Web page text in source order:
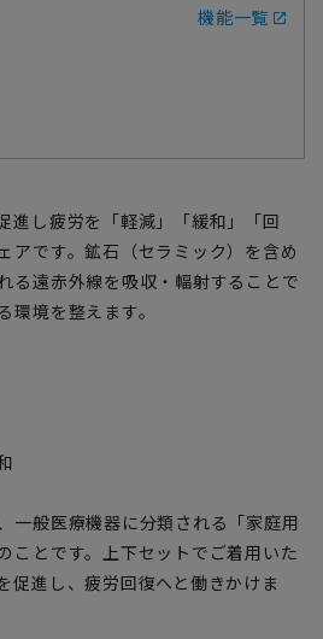
機能一覧
進し疲労を「軽減」「緩和」「回
アです。鉱石（セラミック）を含め
る遠赤外線を吸収・輻射することで
環境を整えます。
一般医療機器に分類される「家庭用
ことです。上下セットでご着用いた
促進し、疲労回復へと働きかけま